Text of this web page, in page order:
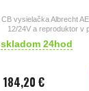
CB vysielačka Albrecht
12/24V a reproduktor v
skladom 24hod
184,20 €